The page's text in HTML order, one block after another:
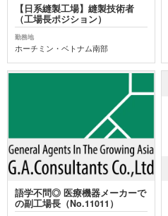
【日系縫製工場】縫製技術者
（工場長ポジション）
勤務地
ホーチミン・ベトナム南部
語学不問◎ 医療機器メーカーで
の副工場長（No.11011）